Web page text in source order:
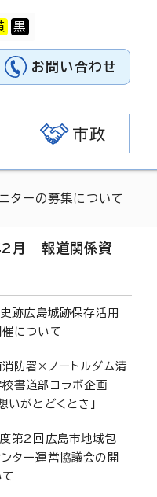
お問い合わせ
市政
ターの募集について
月 報道関係資
跡広島城跡保存活用
について
防署×ノートルダム清
書道部コラボ企画
いがとどくとき」
第2回広島市地域包
ター運営協議会の開